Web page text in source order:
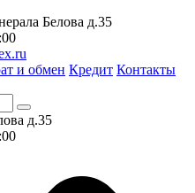
Белова д.35
и обмен Кредит Контакты
д.35